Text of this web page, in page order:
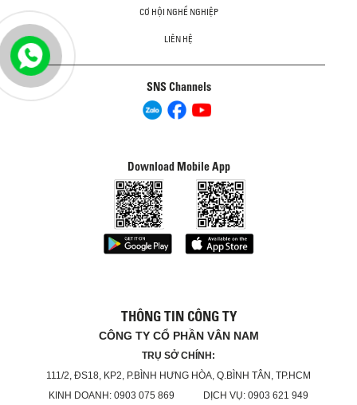
CƠ HỘI NGHỀ NGHIỆP
LIÊN HỆ
SNS Channels
Download Mobile App
THÔNG TIN CÔNG TY
CÔNG TY CỔ PHẦN VÂN NAM
TRỤ SỞ CHÍNH:
111/2, ĐS18, KP2, P.BÌNH HƯNG HÒA, Q.BÌNH TÂN, TP.HCM
KINH DOANH: 0903 075 869 DỊCH VỤ: 0903 621 949